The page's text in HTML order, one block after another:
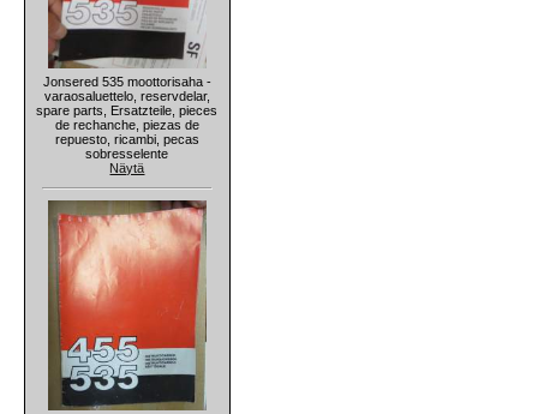
Jonsered 535 moottorisaha -
varaosaluettelo, reservdelar,
spare parts, Ersatzteile, pieces
de rechanche, piezas de
repuesto, ricambi, pecas
sobresselente
Näytä